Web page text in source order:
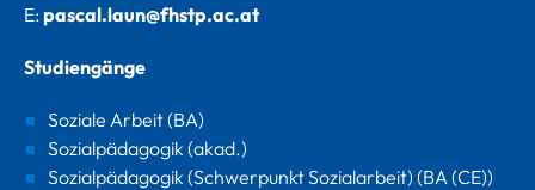
E: pascal.laun@fhstp.ac.at
Studiengänge
Soziale Arbeit (BA)
Sozialpädagogik (akad.)
Sozialpädagogik (Schwerpunkt Sozialarbeit) (BA (CE))